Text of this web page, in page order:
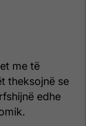
me të
theksojnë se
edhe